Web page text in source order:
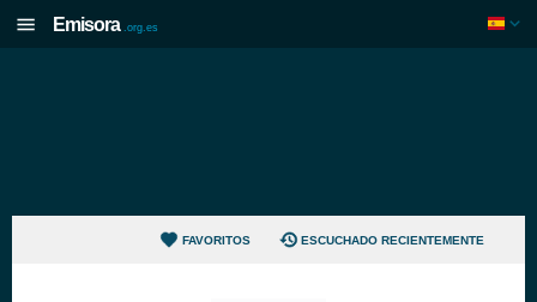
Emisora .org.es
FAVORITOS ESCUCHADO RECIENTEMENTE